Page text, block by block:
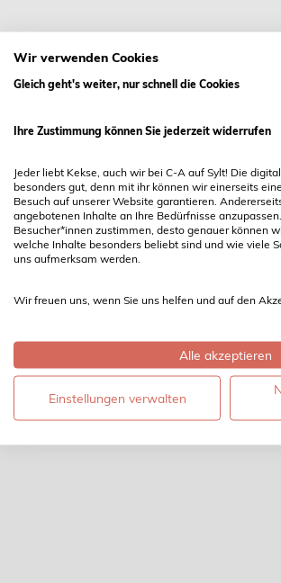
Boysenstraße 14
25980 Sylt / Westerland
Telefon 04651 5175
E-Mailinfo@cundasylt.de
Wir verwenden Cookies
Gleich geht's weiter, nur schnell die Cookies
Ihre Zustimmung können Sie jederzeit widerrufen
Jeder liebt Kekse, auch wir bei C-A auf Sylt! Die
besonders gut, denn mit ihr können wir einerseits
Besuch auf unserer Website garantieren.
angebotenen Inhalte an Ihre Bedürfnisse
Besucher*innen zustimmen, desto genauer können
welche Inhalte besonders beliebt sind und wie viele
uns aufmerksam werden.
Wir freuen uns, wenn Sie uns helfen und auf den
Alle akzeptieren
Einstellungen verwalten